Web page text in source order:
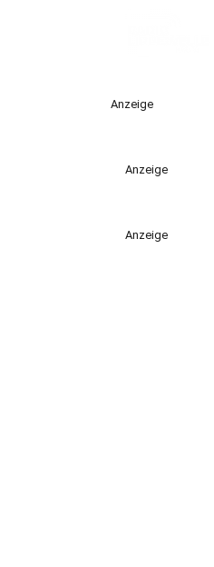
Anzeige
Anzeige
Anzeige